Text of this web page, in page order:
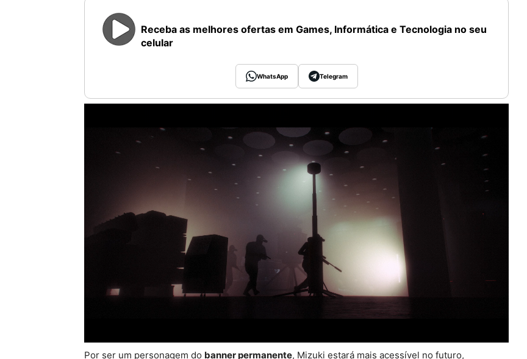
Receba as melhores ofertas em Games, Informática e Tecnologia no seu
celular
WhatsApp Telegram
Por ser um personagem do banner permanente, Mizuki estará mais acessível no futuro,